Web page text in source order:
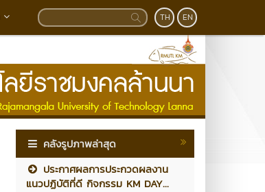
TH EN
คลังรูปภาพล่าสุด
ประกาศผลการประกวดผลงาน
แนวปฏิบัติที่ดี กิจกรรม KM DAY...